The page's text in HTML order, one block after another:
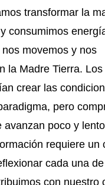
transformar la
consumimos
movemos y nos
la Madre Tierra. Los
crear las
pero
avanzan poco y
requiere un
cada una
con nuestro